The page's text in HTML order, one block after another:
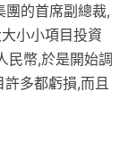
團的首席副總裁,
小小項目投資
民幣,於是開始調
多都虧損,而且